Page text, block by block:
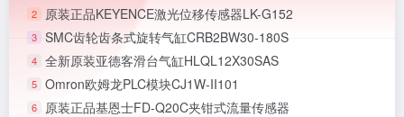
2 原装正品KEYENCE激光位移传感器LK-G152
3 SMC齿轮齿条式旋转气缸CRB2BW30-180S
4 全新原装亚德客滑台气缸HLQL12X30SAS
5 Omron欧姆龙PLC模块CJ1W-II101
6 原装正品基恩士FD-Q20C夹钳式流量传感器